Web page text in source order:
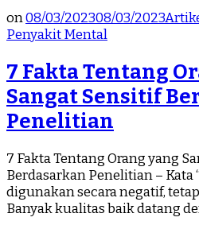
on08/03/202308/03/2023
Penyakit Mental
7 Fakta Tentang
Sangat Sensitif
Penelitian
7 Fakta Tentang Orang yang
Berdasarkan Penelitian – Kata
digunakan secara negatif,
Banyak kualitas baik datang